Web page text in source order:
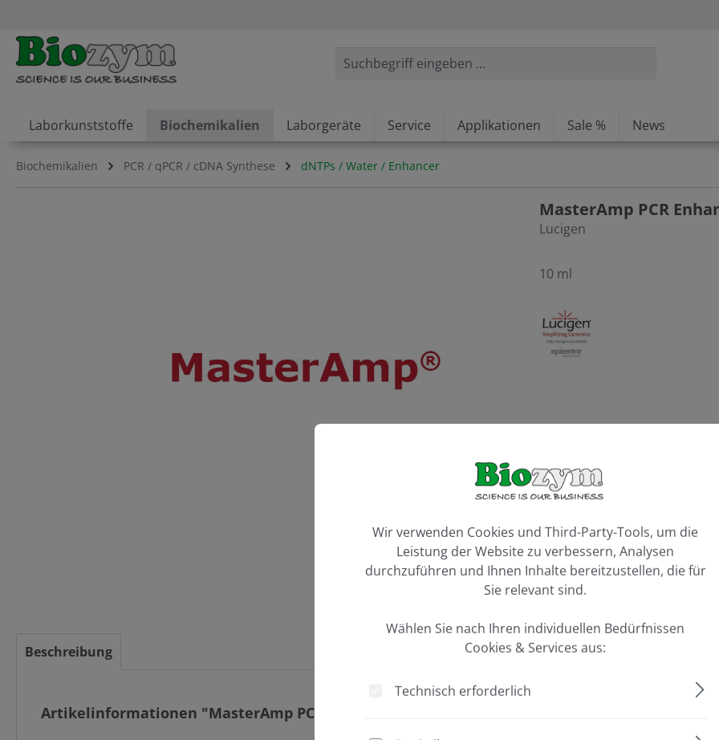
Laborkunststoffe Biochemikalien Laborgeräte Service Applikationen Sale % News
Biochemikalien PCR / qPCR / cDNA Synthese dNTPs / Water / Enhancer
MasterAmp PCR
Lucigen
10 ml
Artikel
Beschreibung
Artikelinformationen "MasterAmp PCR Enhancer"
Wir verwenden Cookies und Third-Party-Tools, um die
Leistung der Website zu verbessern, Analysen
durchzuführen und Ihnen Inhalte bereitzustellen, die für
Sie relevant sind.
Wählen Sie nach Ihren individuellen Bedürfnissen
Cookies & Services aus:
Technisch erforderlich